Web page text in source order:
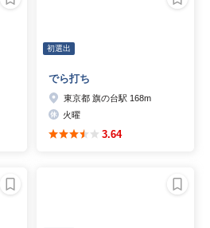
初選出
でら打ち
東京都 旗の台駅 168m
火曜
3.64